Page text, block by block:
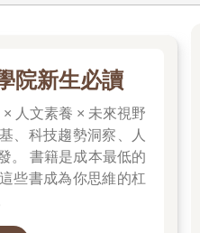
院新生必讀
人文素養 × 未來視野
、科技趨勢洞察、人
。 書籍是成本最低的
些書成為你思維的杠